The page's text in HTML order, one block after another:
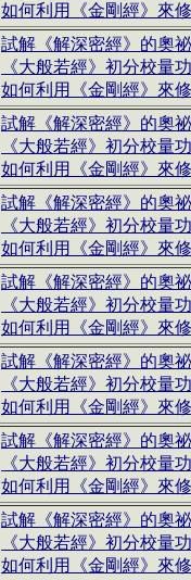
如何利用《金剛經》來
試解《解深密經》的奧
《大般若經》初分校量
如何利用《金剛經》來
試解《解深密經》的奧
《大般若經》初分校量
如何利用《金剛經》來
試解《解深密經》的奧
《大般若經》初分校量
如何利用《金剛經》來
試解《解深密經》的奧
《大般若經》初分校量
如何利用《金剛經》來
試解《解深密經》的奧
《大般若經》初分校量
如何利用《金剛經》來
試解《解深密經》的奧
《大般若經》初分校量
如何利用《金剛經》來
試解《解深密經》的奧
《大般若經》初分校量
如何利用《金剛經》來